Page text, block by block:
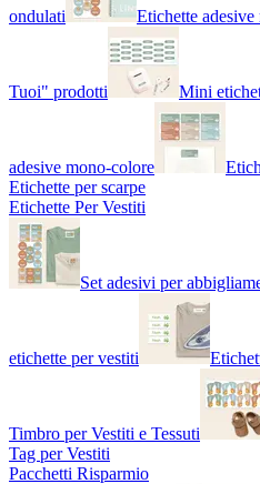
ondulati Etichette adesive
Tuoi" prodotti Mini
adesive mono-colore
Etichette per scarpe
Etichette Per Vestiti
Set adesivi per
etichette per vestiti
Timbro per Vestiti e Tessuti
Tag per Vestiti
Pacchetti Risparmio